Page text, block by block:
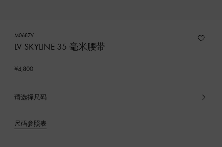
M0687V
LV SKYLINE 35 毫米腰带
¥4,800
请选择尺码
已
品
尺码参照表